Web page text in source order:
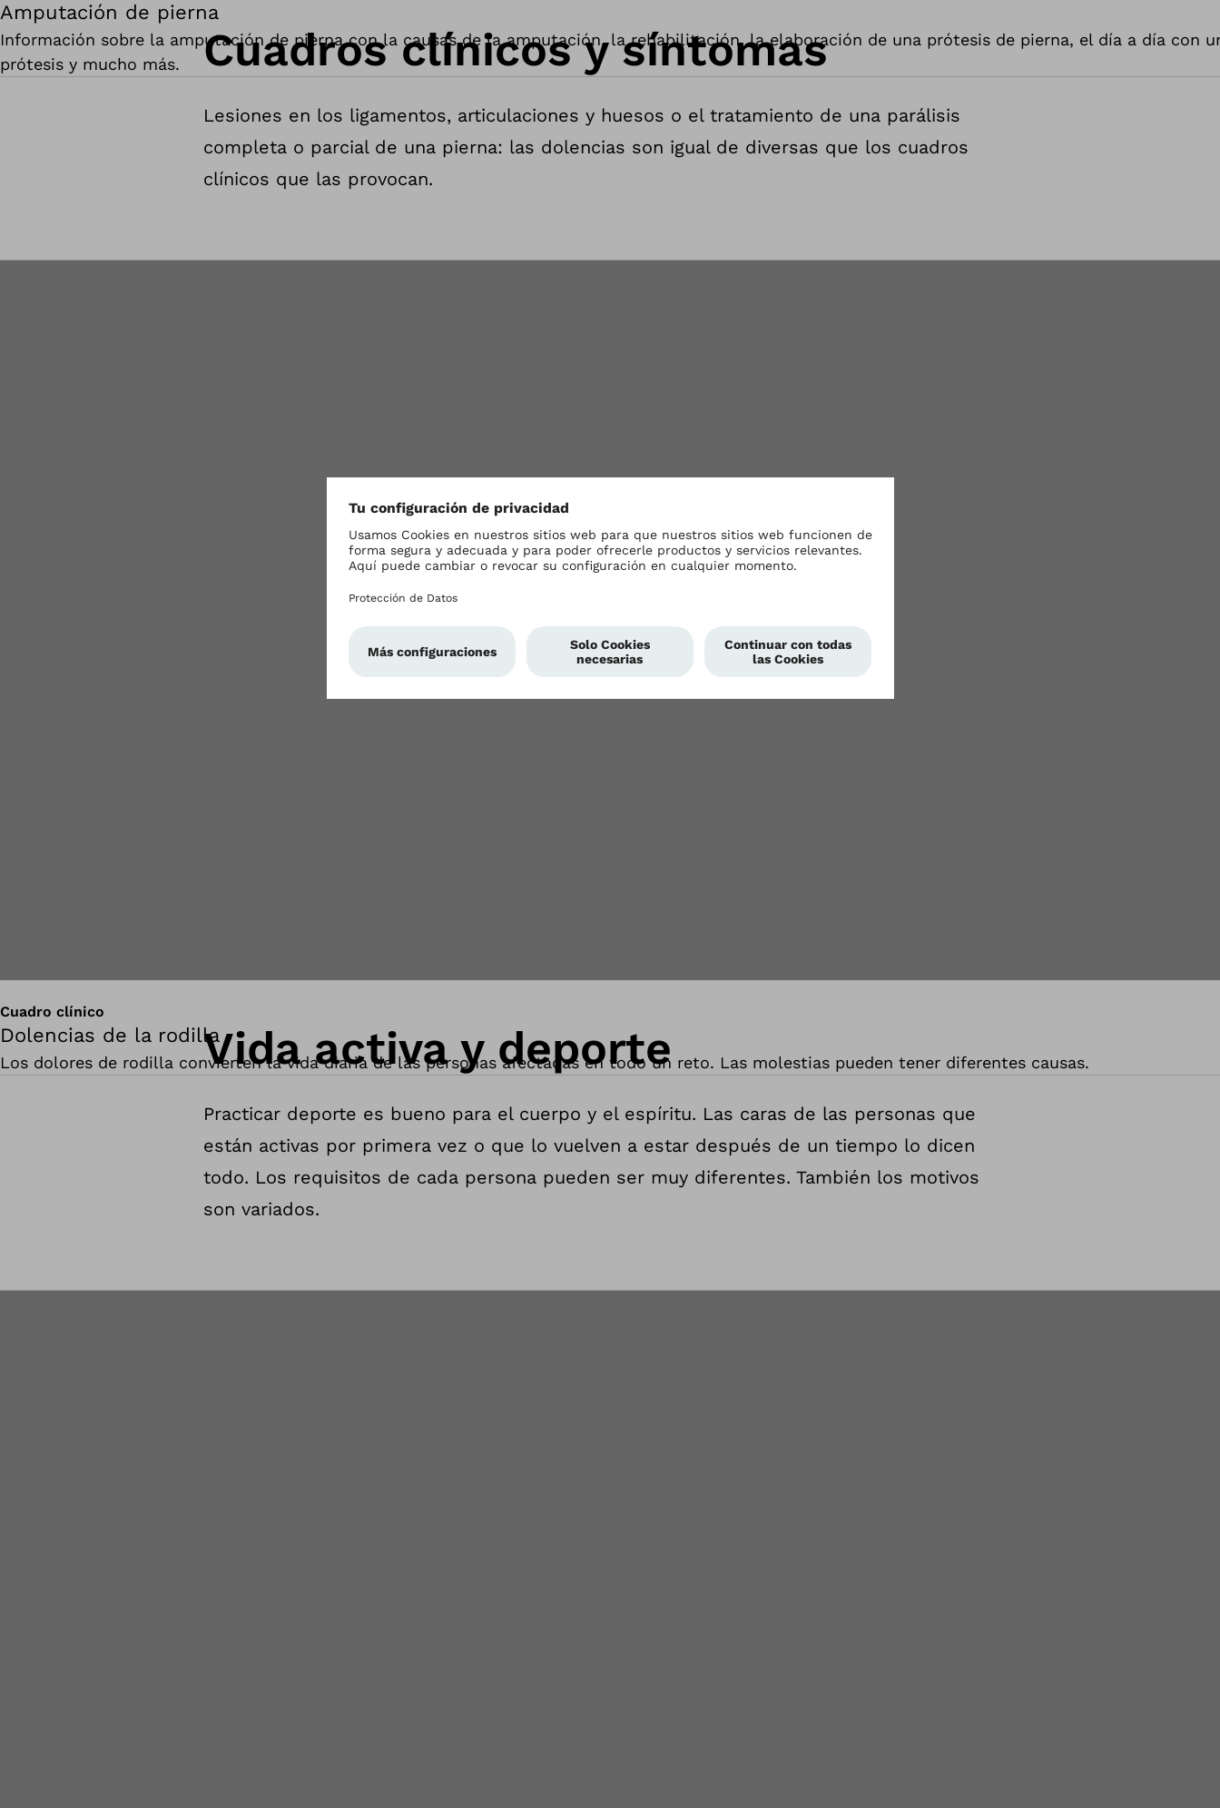
Amputación de pierna
Información sobre la amputación de pierna con la causas de la amputación, la rehabilitación, la elaboración de una prótesis de pierna, el día a día con
prótesis y mucho más.
Cuadros clínicos y síntomas
Lesiones en los ligamentos, articulaciones y huesos o el tratamiento de una parálisis
completa o parcial de una pierna: las dolencias son igual de diversas que los cuadros
clínicos que las provocan.
Cuadro clínico
Dolencias de la rodilla
Los dolores de rodilla convierten la vida diaria de las personas afectadas en todo un reto. Las molestias pueden tener diferentes causas.
Vida activa y deporte
Practicar deporte es bueno para el cuerpo y el espíritu. Las caras de las personas que
están activas por primera vez o que lo vuelven a estar después de un tiempo lo dicen
todo. Los requisitos de cada persona pueden ser muy diferentes. También los motivos
son variados.